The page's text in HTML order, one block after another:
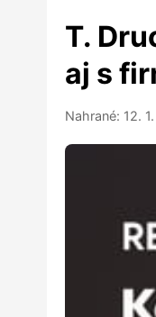
T.
aj s
Nahrané: 12.